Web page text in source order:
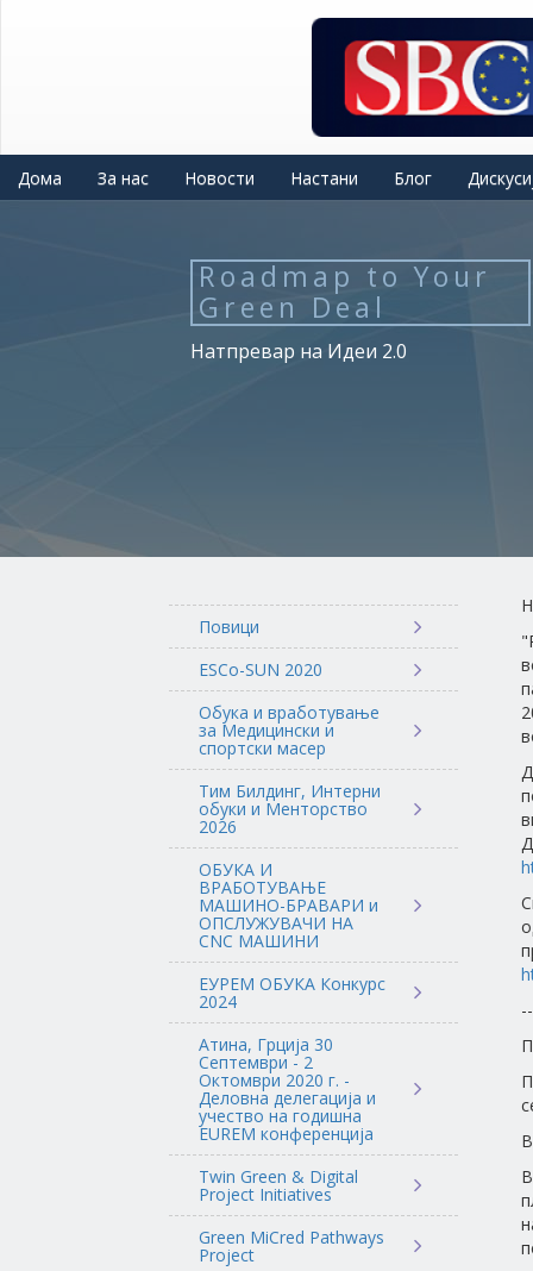
Дома За нас Новости Настани Блог
Roadmap to Your
Green Deal
Натпревар на Идеи 2.0
Повици
ESCo-SUN 2020
Обука и вработување
за Медицински и
спортски масер
Тим Билдинг, Интерни
обуки и Менторство
2026
ОБУКА И
ВРАБОТУВАЊЕ
МАШИНО-БРАВАРИ и
ОПСЛУЖУВАЧИ НА
CNC МАШИНИ
ЕУРЕМ ОБУКА Конкурс
2024
Атина, Грција 30
Септември - 2
Октомври 2020 г. -
Деловна делегација и
учество на годишна
EUREM конференција
Twin Green & Digital
Project Initiatives
Green MiCred Pathways
Project